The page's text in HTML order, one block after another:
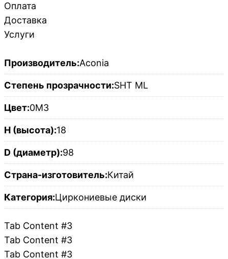
Оплата
Доставка
Услуги
Производитель:Aconia
Степень прозрачности:SHT ML
Цвет:0M3
H (высота):18
D (диаметр):98
Страна-изготовитель:Китай
Категория:Циркониевые диски
Tab Content #3
Tab Content #3
Tab Content #3